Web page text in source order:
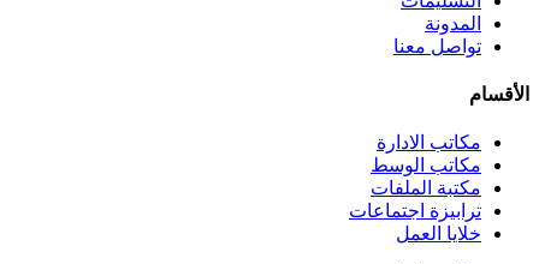
المدونة
تواصل معنا
الأقسام
مكاتب الادارة
مكاتب الوسط
مكتبة الملفات
ترابيزة اجتماعات
خلايا العمل